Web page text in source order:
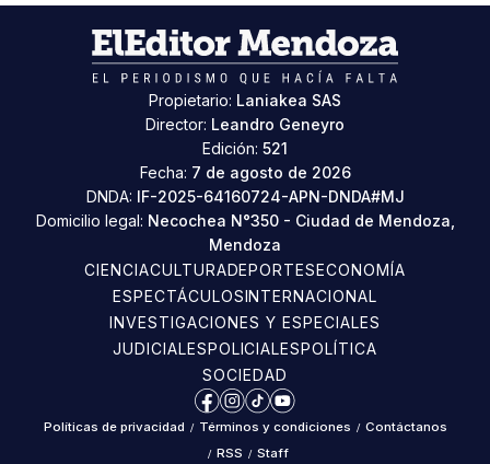
Propietario: Laniakea SAS
Director: Leandro Geneyro
Edición: 521
Fecha: 7 de agosto de 2026
DNDA: IF-2025-64160724-APN-DNDA#MJ
Domicilio legal: Necochea N°350 - Ciudad de Mendoza,
Mendoza
CIENCIACULTURADEPORTESECONOMÍA
ESPECTÁCULOSINTERNACIONAL
INVESTIGACIONES Y ESPECIALES
JUDICIALESPOLICIALESPOLÍTICA
SOCIEDAD
Facebook
Instagram
TikTokYouTube
Políticas de privacidad / Términos y condiciones / Contáctanos
/ RSS / Staff